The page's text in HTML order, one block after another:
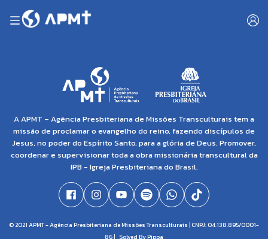
A APMT – Agência Presbiteriana de Missões Transculturais tem a
missão de proclamar o evangelho do reino, fazendo discípulos de
Jesus, no poder do Espírito Santo, para a glória de Deus. Promover,
coordenar e supervisionar toda a obra missionária transcultural da
IPB - Igreja Presbiteriana do Brasil.
© 2021 APMT - Agência Presbiteriana de Missões Transculturais | CNPJ: 04.138.895/0001-
86 | Solved By Pippa